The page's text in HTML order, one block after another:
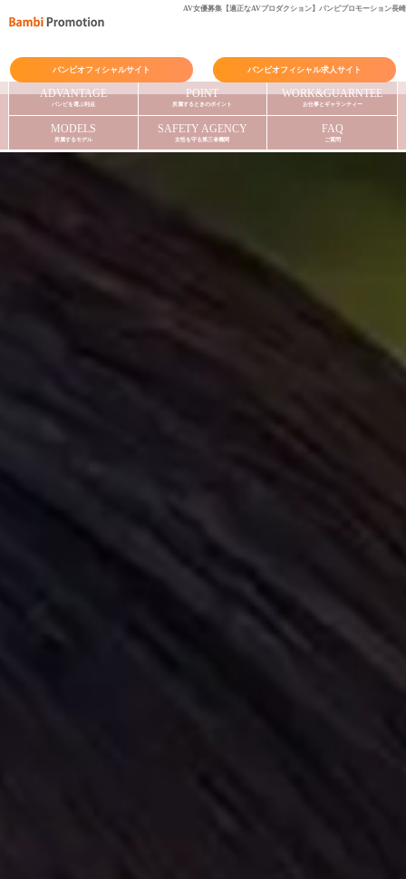
AV女優募集【適正なAVプロダクション】バンビプロモーション長崎
バンビオフィシャルサイト バンビオフィシャル求人サイト
ADVANTAGE
バンビを選ぶ利点
POINT
所属するときのポイント
WORK&GUARNTEE
お仕事とギャランティー
MODELS
所属するモデル
SAFETY AGENCY
女性を守る第三者機関
FAQ
ご質問